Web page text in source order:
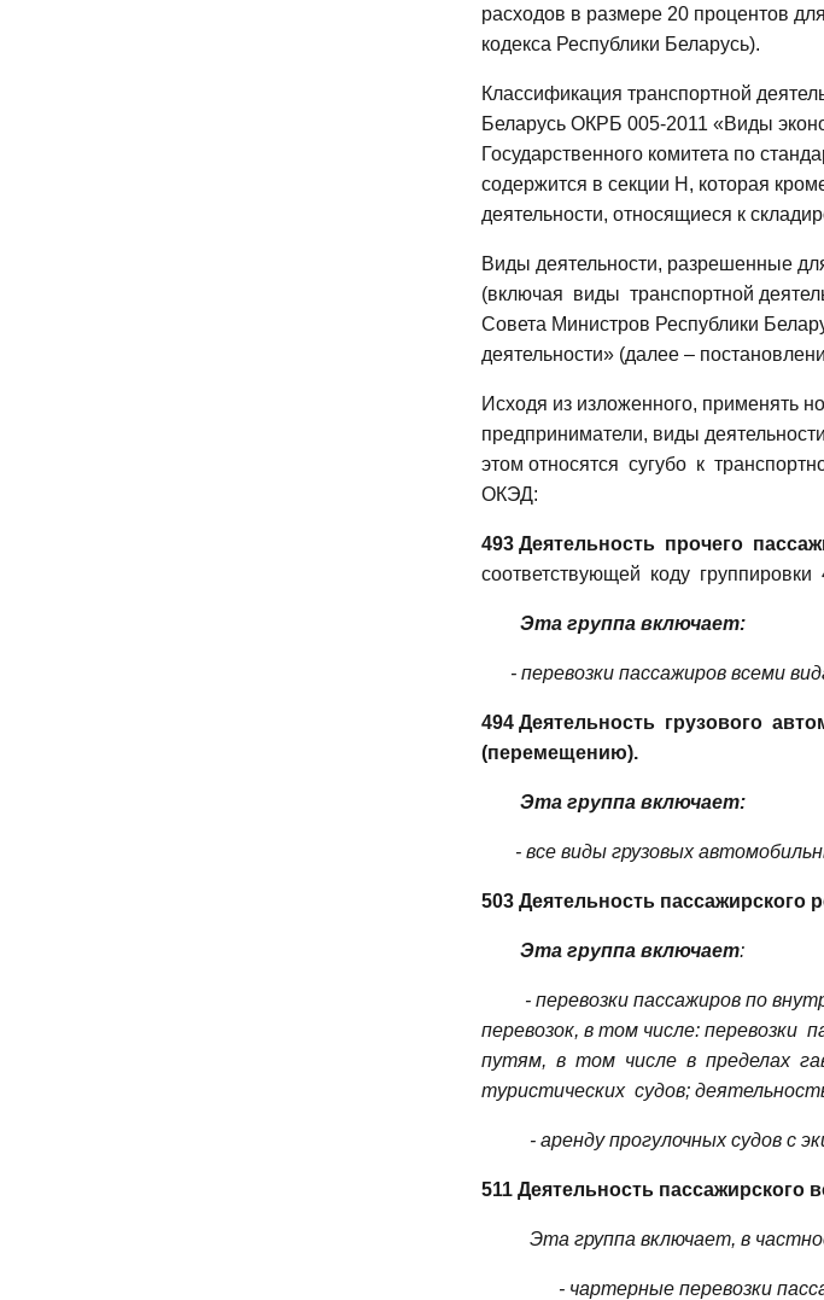
расходов в размере 20 процентов
кодекса Республики Беларусь).
Классификация транспортной
Беларусь ОКРБ 005-2011 «Виды
Государственного комитета по
содержится в секции Н, которая
деятельности, относящиеся к
Виды деятельности, разрешенные
(включая виды транспортной
Совета Министров Республики
деятельности» (далее –
Исходя из изложенного, применять
предприниматели, виды деятельности
этом относятся сугубо к
ОКЭД:
493 Деятельность прочего
соответствующей коду группировки
Эта группа включает:
- перевозки пассажиров всеми
494 Деятельность грузового
(перемещению).
Эта группа включает:
- все виды грузовых
503 Деятельность пассажирского
Эта группа включает:
- перевозки пассажиров по
перевозок, в том числе: перевозки
путям, в том числе в пределах
туристических судов;
- аренду прогулочных судов с
511 Деятельность пассажирского
Эта группа включает, в
- чартерные перевозки